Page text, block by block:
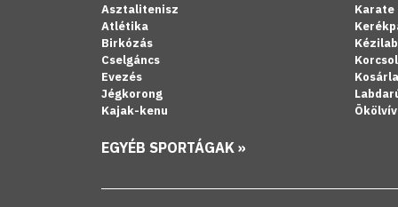
Asztalitenisz
Atlétika
Birkózás
Cselgáncs
Evezés
Jégkorong
Kajak-kenu
Karate
EGYÉB SPORTÁGAK »